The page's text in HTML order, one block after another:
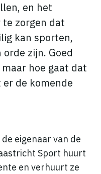
en het
te zorgen dat
kan sporten,
zijn. Goed
hoe gaat dat
de komende
eigenaar van de
Sport huurt
en verhuurt ze